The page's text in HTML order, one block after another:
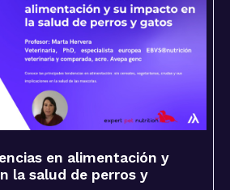
en alimentación y
la salud de perros y